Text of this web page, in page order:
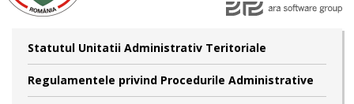
Statutul Unitatii Administrativ Teritoriale
Regulamentele privind Procedurile Administrative